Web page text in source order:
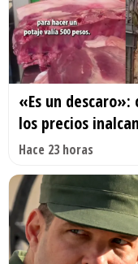
«Es un
los precios
Hace 23 horas